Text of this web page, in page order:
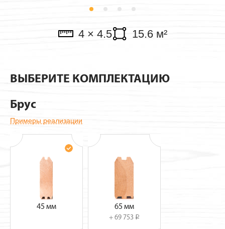
4 × 4.5 15.6 м²
ВЫБЕРИТЕ КОМПЛЕКТАЦИЮ
Брус
Примеры реализации
45 мм 65 мм
+ 69 753 i